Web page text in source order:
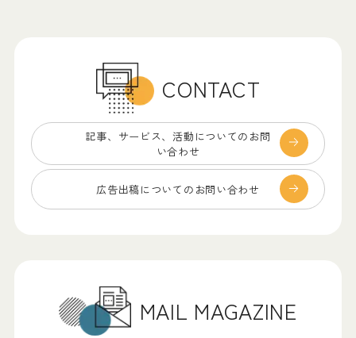
CONTACT
記事、サービス、 活動についてのお問
い合わせ
広告出稿についての お問い合わせ
MAIL MAGAZINE